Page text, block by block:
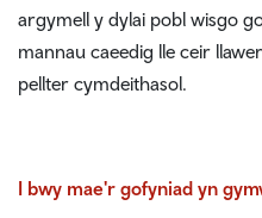
argymell y dylai pobl wisgo
mannau caeedig lle ceir
pellter cymdeithasol.
I bwy mae'r gofyniad yn